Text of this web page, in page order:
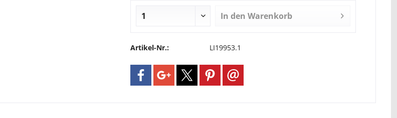
In den Warenkorb
Artikel-Nr.: LI19953.1